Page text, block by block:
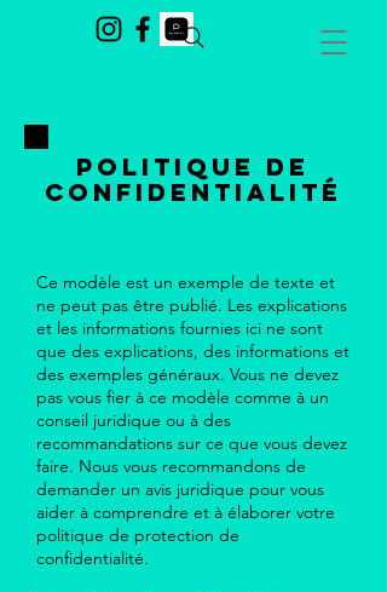
POLITIQUE DE
CONFIDENTIALITÉ
Ce modèle est un exemple de texte et
ne peut pas être publié. Les explications
et les informations fournies ici ne sont
que des explications, des informations et
des exemples généraux. Vous ne devez
pas vous fier à ce modèle comme à un
conseil juridique ou à des
recommandations sur ce que vous devez
faire. Nous vous recommandons de
demander un avis juridique pour vous
aider à comprendre et à élaborer votre
politique de protection de
confidentialité.